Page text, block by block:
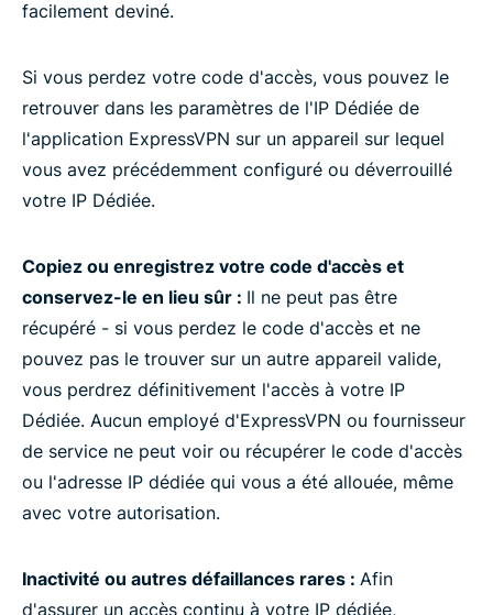
facilement deviné.
Si vous perdez votre code d'accès, vous pouvez le
retrouver dans les paramètres de l'IP Dédiée de
l'application ExpressVPN sur un appareil sur lequel
vous avez précédemment configuré ou déverrouillé
votre IP Dédiée.
Copiez ou enregistrez votre code d'accès et
conservez-le en lieu sûr : Il ne peut pas être
récupéré - si vous perdez le code d'accès et ne
pouvez pas le trouver sur un autre appareil valide,
vous perdrez définitivement l'accès à votre IP
Dédiée. Aucun employé d'ExpressVPN ou fournisseur
de service ne peut voir ou récupérer le code d'accès
ou l'adresse IP dédiée qui vous a été allouée, même
avec votre autorisation.
Inactivité ou autres défaillances rares : Afin
d'assurer un accès continu à votre IP dédiée,